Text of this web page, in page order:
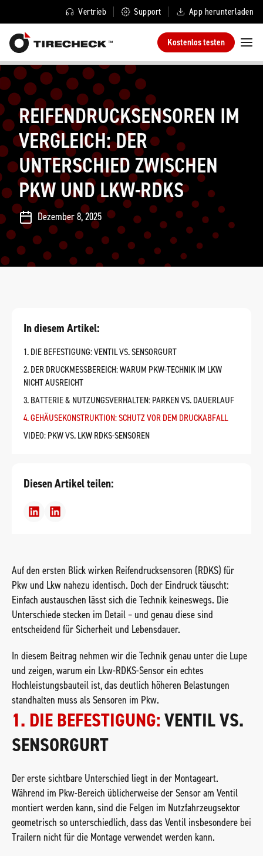
Vertrieb Support App herunterladen
Kostenlos testen
REIFENDRUCKSENSOREN IM
VERGLEICH: DER
UNTERSCHIED ZWISCHEN
PKW UND LKW-RDKS
Dezember 8, 2025
Auf den ersten Blick wirken Reifendrucksensoren (RDKS) für
Pkw und Lkw nahezu identisch. Doch der Eindruck täuscht:
Einfach austauschen lässt sich die Technik keineswegs. Die
Unterschiede stecken im Detail – und genau diese sind
entscheidend für Sicherheit und Lebensdauer.
In diesem Beitrag nehmen wir die Technik genau unter die Lupe
und zeigen, warum ein Lkw-RDKS-Sensor ein echtes
Hochleistungsbauteil ist, das deutlich höheren Belastungen
standhalten muss als Sensoren im Pkw.
1. DIE BEFESTIGUNG:VENTIL VS.
SENSORGURT
Der erste sichtbare Unterschied liegt in der Montageart.
Während im Pkw-Bereich üblicherweise der Sensor am Ventil
montiert werden kann, sind die Felgen im Nutzfahrzeugsektor
geometrisch so unterschiedlich, dass das Ventil insbesondere bei
Trailern nicht für die Montage verwendet werden kann.
In diesem Artikel:
1. DIE BEFESTIGUNG: VENTIL VS. SENSORGURT
2. DER DRUCKMESSBEREICH: WARUM PKW-TECHNIK IM LKW
NICHT AUSREICHT
3. BATTERIE & NUTZUNGSVERHALTEN: PARKEN VS. DAUERLAUF
4. GEHÄUSEKONSTRUKTION: SCHUTZ VOR DEM DRUCKABFALL
VIDEO: PKW VS. LKW RDKS-SENSOREN
Diesen Artikel teilen: